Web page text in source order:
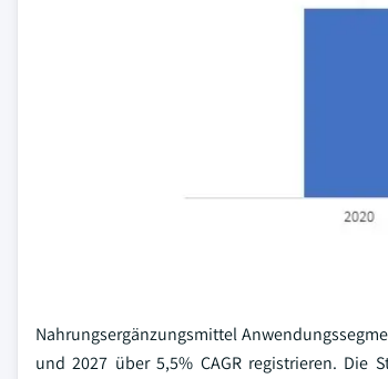
Nahrungsergänzungsmittel
und 2027 über 5,5% CAGR registrieren. Die